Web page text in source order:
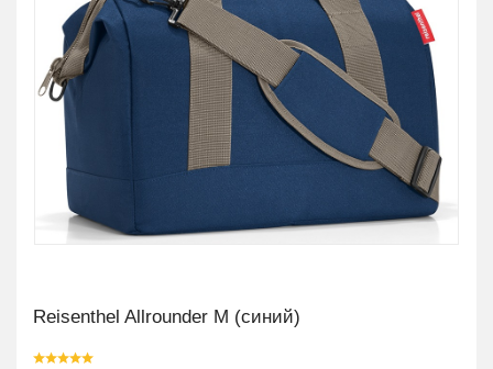
Reisenthel Allrounder M (синий)